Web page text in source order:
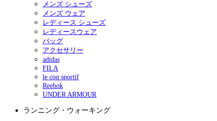
メンズ シューズ
メンズ ウェア
レディース シューズ
レディースウェア
バッグ
アクセサリー
adidas
FILA
le coq sportif
Reebok
UNDER ARMOUR
ランニング・ウォーキング